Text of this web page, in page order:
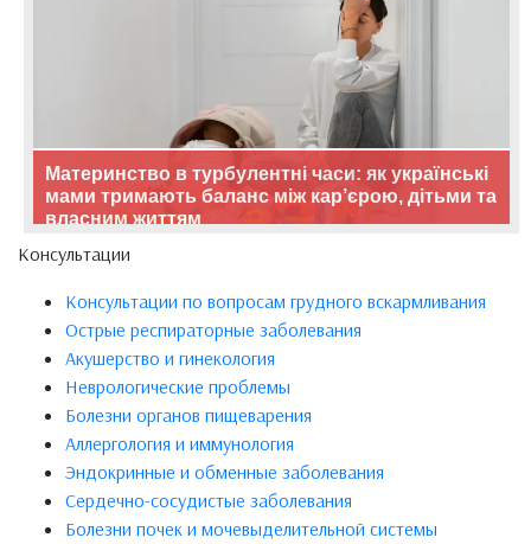
Материнство в турбулентні часи: як українські
мами тримають баланс між кар’єрою, дітьми та
власним життям
Консультации
Консультации по вопросам грудного вскармливания
Острые респираторные заболевания
Акушерство и гинекология
Неврологические проблемы
Болезни органов пищеварения
Аллергология и иммунология
Эндокринные и обменные заболевания
Сердечно-сосудистые заболевания
Болезни почек и мочевыделительной системы